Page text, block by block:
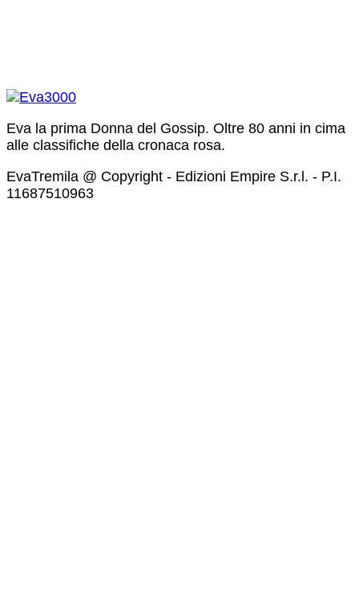
Eva la prima Donna del Gossip. Oltre 80 anni in cima
alle classifiche della cronaca rosa.
EvaTremila @ Copyright - Edizioni Empire S.r.l. - P.I.
11687510963​